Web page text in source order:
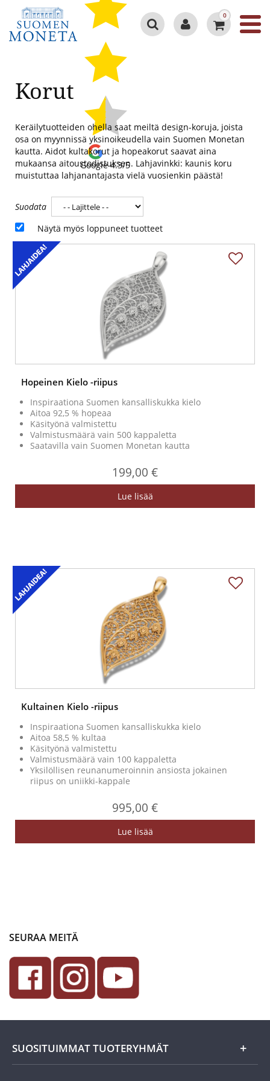
Google 4.3/5
0
Korut
Keräilytuotteiden ohella saat meiltä design-koruja, joista
osa on myynnissä yksinoikeudella vain Suomen Monetan
kautta. Aidot kultakorut ja hopeakorut saavat aina
mukaansa aitoustodistuksen. Lahjavinkki: kaunis koru
muistuttaa lahjanantajasta vielä vuosienkin päästä!
Suodata
Näytä myös loppuneet tuotteet
Hopeinen Kielo -riipus
Inspiraationa Suomen kansalliskukka kielo
Aitoa 92,5 % hopeaa
Käsityönä valmistettu
Valmistusmäärä vain 500 kappaletta
Saatavilla vain Suomen Monetan kautta
199,00 €
Lue lisää
Kultainen Kielo -riipus
Inspiraationa Suomen kansalliskukka kielo
Aitoa 58,5 % kultaa
Käsityönä valmistettu
Valmistusmäärä vain 100 kappaletta
Yksilöllisen reunanumeroinnin ansiosta jokainen
riipus on uniikki-kappale
995,00 €
Lue lisää
SEURAA MEITÄ
SUOSITUIMMAT TUOTERYHMÄT